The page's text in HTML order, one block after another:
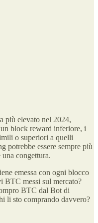
più elevato nel 2024,
un block reward inferiore, i
o superiori a quelli
potrebbe essere sempre più
congettura.
emessa con ogni blocco
BTC messi sul mercato?
BTC dal Bot di
li sto comprando davvero?